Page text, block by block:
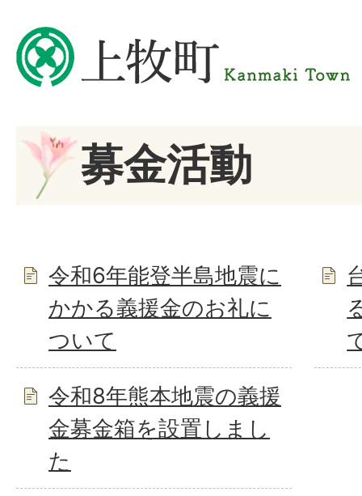
募金活動
令和6年能登半島地震に
かかる義援金のお礼に
ついて
令和8年熊本地震の義援
金募金箱を設置しまし
た